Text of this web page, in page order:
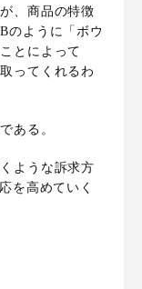
、商品の特徴
Bのように「ボウ
とによって
ってくれるわ
ある。
ような訴求方
を高めていく